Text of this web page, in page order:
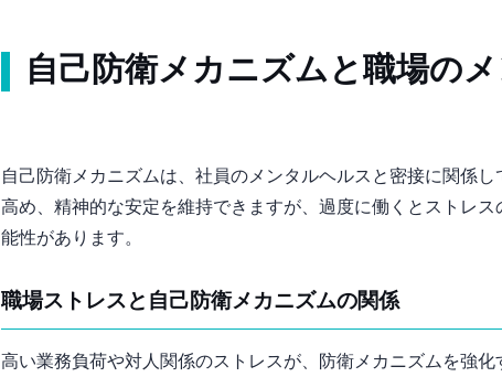
自己防衛メカニズムと職場の
自己防衛メカニズムは、社員のメンタルヘルスと密接に関係
高め、精神的な安定を維持できますが、過度に働くとストレ
能性があります。
1. 職場ストレスと自己防衛メカニズムの関係
高い業務負荷や対人関係のストレスが、防衛メカニズムを強化